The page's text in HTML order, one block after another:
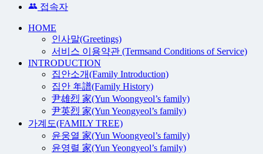
접속자
HOME
인사말(Greetings)
서비스 이용약관 (Termsand Conditions of Service)
INTRODUCTION
집안소개(Family Introduction)
집안 年譜(Family History)
尹雄烈 家(Yun Woongyeol’s family)
尹英烈 家(Yun Yeongyeol’s family)
가계도(FAMILY TREE)
윤웅열 家(Yun Woongyeol’s family)
윤영렬 家(Yun Yeongyeol’s family)